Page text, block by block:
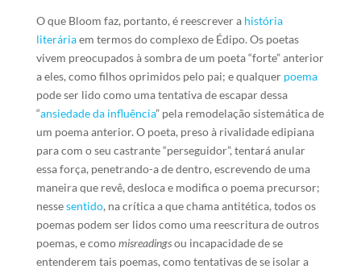
O que Bloom faz, portanto, é reescrever a história
literáriaem termos do complexo de Édipo. Os poetas
vivem preocupados à sombra de um poeta “forte” anterior
a eles, como filhos oprimidos pelo pai; e qualquer poema
pode ser lido como uma tentativa de escapar dessa
“ansiedade da influência” pela remodelação sistemática de
um poema anterior. O poeta, preso à rivalidade edipiana
para com o seu castrante “perseguidor”, tentará anular
essa força, penetrando-a de dentro, escrevendo de uma
maneira que revê, desloca e modifica o poema precursor;
nessesentido, na crítica a que chama antitética, todos os
poemas podem ser lidos como uma reescritura de outros
poemas, e comomisreadingsou incapacidade de se
entenderem tais poemas, como tentativas de se isolar a